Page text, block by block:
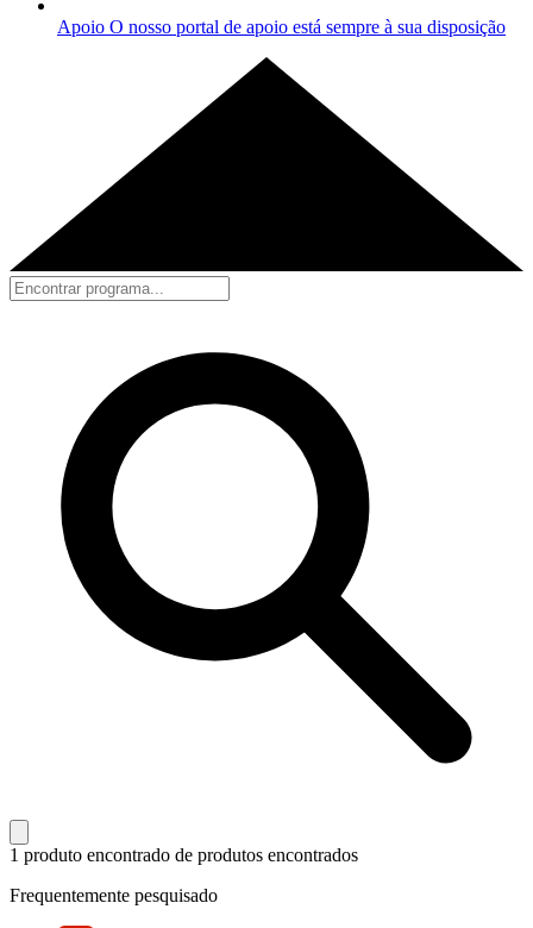
Apoio O nosso portal de apoio está sempre à sua disposição
1 produto encontrado de produtos encontrados
Frequentemente pesquisado